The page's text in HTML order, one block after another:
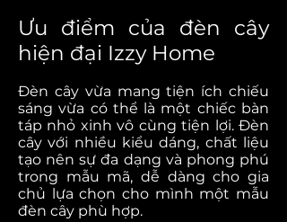
Ưu điểm của đèn cây
hiện đại Izzy Home
Đèn cây vừa mang tiện ích chiếu
sáng vừa có thể là một chiếc bàn
táp nhỏ xinh vô cùng tiện lợi. Đèn
cây với nhiều kiểu dáng, chất liệu
tạo nên sự đa dạng và phong phú
trong mẫu mã, dễ dàng cho gia
chủ lựa chọn cho mình một mẫu
đèn cây phù hợp.